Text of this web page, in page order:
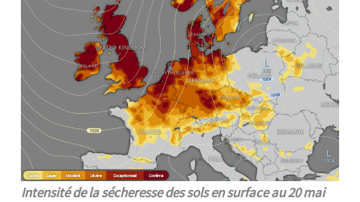
Intensité de la sécheresse des sols en surface au 20 mai